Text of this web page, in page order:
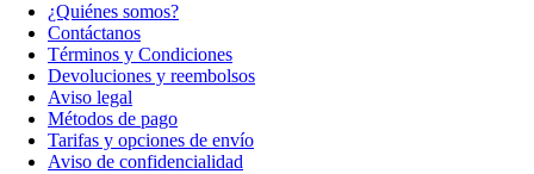
¿Quiénes somos?
Contáctanos
Términos y Condiciones
Devoluciones y reembolsos
Aviso legal
Métodos de pago
Tarifas y opciones de envío
Aviso de confidencialidad